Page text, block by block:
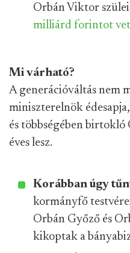
Orbán Viktor
milliárd forintot
Mi várható?
A generációváltás nem
miniszterelnök
és többségében
éves lesz.
Korábban úgy
kormányfő
Orbán Győző és
kikoptak a